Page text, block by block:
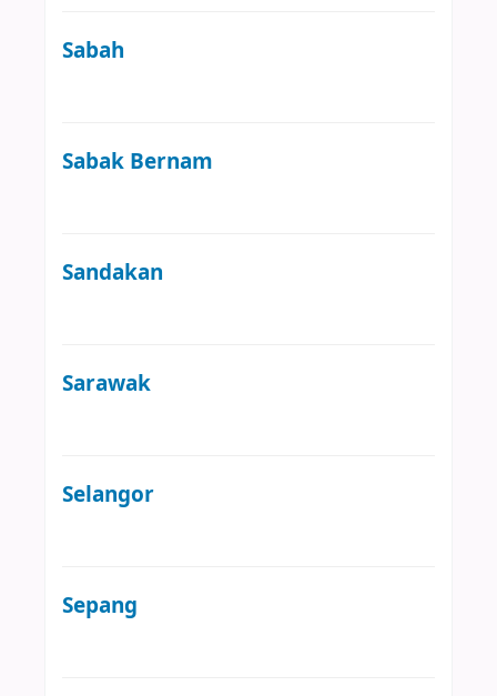
Sabah
Sabak Bernam
Sandakan
Sarawak
Selangor
Sepang